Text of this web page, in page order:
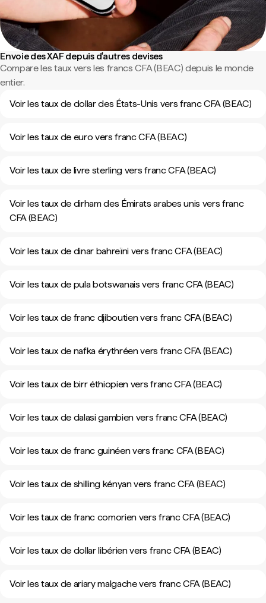
Envoie des XAF depuis d'autres devises
Compare les taux vers les francs CFA (BEAC) depuis le monde
entier.
Voir les taux de dollar des États-Unis vers franc CFA (BEAC)
Voir les taux de euro vers franc CFA (BEAC)
Voir les taux de livre sterling vers franc CFA (BEAC)
Voir les taux de dirham des Émirats arabes unis vers franc
CFA (BEAC)
Voir les taux de dinar bahreïni vers franc CFA (BEAC)
Voir les taux de pula botswanais vers franc CFA (BEAC)
Voir les taux de franc djiboutien vers franc CFA (BEAC)
Voir les taux de nafka érythréen vers franc CFA (BEAC)
Voir les taux de birr éthiopien vers franc CFA (BEAC)
Voir les taux de dalasi gambien vers franc CFA (BEAC)
Voir les taux de franc guinéen vers franc CFA (BEAC)
Voir les taux de shilling kényan vers franc CFA (BEAC)
Voir les taux de franc comorien vers franc CFA (BEAC)
Voir les taux de dollar libérien vers franc CFA (BEAC)
Voir les taux de ariary malgache vers franc CFA (BEAC)